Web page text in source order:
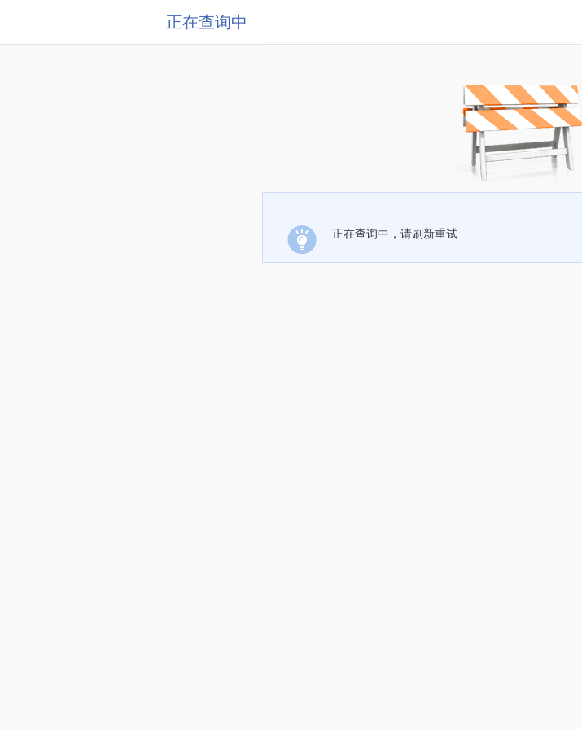
正在查询中
正在查询中，请刷新重试